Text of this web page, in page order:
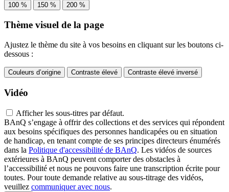
100 % 150 % 200 %
Thème visuel de la page
Ajustez le thème du site à vos besoins en cliquant sur les boutons ci-
dessous :
Couleurs d’origine Contraste élevé Contraste élevé inversé
Vidéo
Afficher les sous-titres par défaut.
BAnQ s’engage à offrir des collections et des services qui répondent
aux besoins spécifiques des personnes handicapées ou en situation
de handicap, en tenant compte de ses principes directeurs énumérés
dans la Politique d'accessibilité de BAnQ. Les vidéos de sources
extérieures à BAnQ peuvent comporter des obstacles à
l’accessibilité et nous ne pouvons faire une transcription écrite pour
toutes. Pour toute demande relative au sous-titrage des vidéos,
veuillez communiquer avec nous.